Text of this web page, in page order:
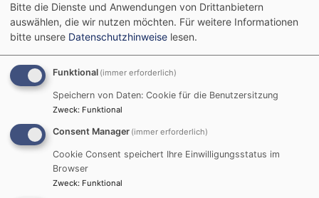
neuer Gemeindebrief
ist fertig!
für die Advents- und
der Übersicht für die
Bitte die Dienste und Anwendungen von Drittanbietern
auswählen, die wir nutzen möchten. Für weitere Informationen
bitte unsere Datenschutzhinweise lesen.
Funktional (immer erforderlich)
Speichern von Daten: Cookie für die Benutzersitzung
Zweck: Funktional
Consent Manager (immer erforderlich)
Cookie Consent speichert Ihre Einwilligungsstatus im
Browser
Zweck: Funktional